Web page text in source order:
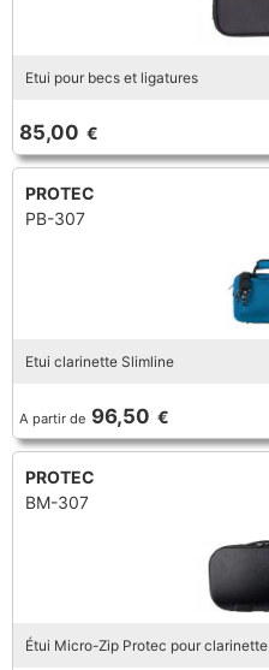
Etui pour becs et ligatures
85,00 €
PROTEC
PB-307
Etui clarinette Slimline
A partir de 96,50 €
PROTEC
BM-307
Étui Micro-Zip Protec pour clarinette